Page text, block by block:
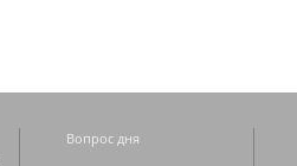
Вопрос дня